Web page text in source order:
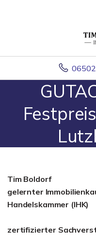
Tim Boldorf
gelernter
Handelskammer (IHK)
zertifizierter